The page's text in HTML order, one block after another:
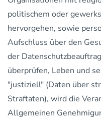
politischem oder
hervorgehen, sowie
Aufschluss über den
der
überprüfen, Leben und
"justiziell" (Daten über
Straftaten), wird die
Allgemeinen